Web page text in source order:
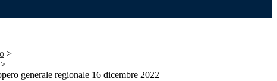
>
>
generale regionale 16 dicembre 2022